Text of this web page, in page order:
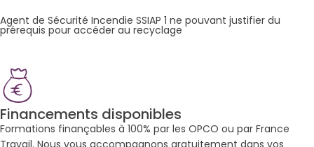
Agent de Sécurité Incendie SSIAP 1 ne pouvant justifier du
prérequis pour accéder au recyclage
Financements disponibles
Formations finançables à 100% par les OPCO ou par France
Travail. Nous vous accompagnons gratuitement dans vos